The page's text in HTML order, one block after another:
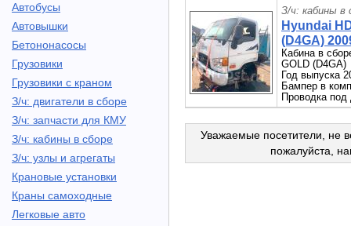
Автобусы
Автовышки
Бетононасосы
Грузовики
Грузовики с краном
З/ч: двигатели в сборе
З/ч: запчасти для КМУ
З/ч: кабины в сборе
З/ч: узлы и агрегаты
Крановые установки
Краны самоходные
Легковые авто
З/ч: кабины в
Hyundai
(D4GA)
Кабина в
GOLD (D4GA)
Год выпуска
Бампер в
Проводка
Уважаемые посетители, не
пожалуйста,